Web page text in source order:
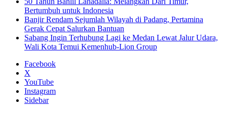
Bertumbuh untuk Indonesia
Banjir Rendam Sejumlah Wilayah di Padang, Pertamina
Gerak Cepat Salurkan Bantuan
Sabang Ingin Terhubung Lagi ke Medan Lewat Jalur Udara,
Wali Kota Temui Kemenhub-Lion Group
Facebook
X
YouTube
Instagram
Sidebar